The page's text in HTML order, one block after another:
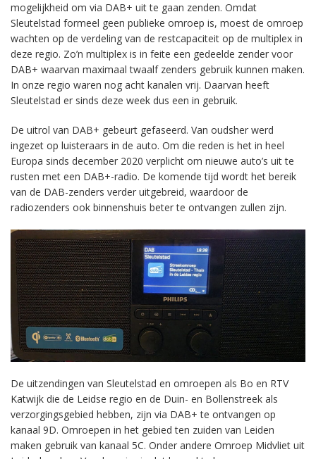
mogelijkheid om via DAB+ uit te gaan zenden. Omdat
Sleutelstad formeel geen publieke omroep is, moest de omroep
wachten op de verdeling van de restcapaciteit op de multiplex in
deze regio. Zo’n multiplex is in feite een gedeelde zender voor
DAB+ waarvan maximaal twaalf zenders gebruik kunnen maken.
In onze regio waren nog acht kanalen vrij. Daarvan heeft
Sleutelstad er sinds deze week dus een in gebruik.
De uitrol van DAB+ gebeurt gefaseerd. Van oudsher werd
ingezet op luisteraars in de auto. Om die reden is het in heel
Europa sinds december 2020 verplicht om nieuwe auto’s uit te
rusten met een DAB+-radio. De komende tijd wordt het bereik
van de DAB-zenders verder uitgebreid, waardoor de
radiozenders ook binnenshuis beter te ontvangen zullen zijn.
De uitzendingen van Sleutelstad en omroepen als Bo en RTV
Katwijk die de Leidse regio en de Duin- en Bollenstreek als
verzorgingsgebied hebben, zijn via DAB+ te ontvangen op
kanaal 9D. Omroepen in het gebied ten zuiden van Leiden
maken gebruik van kanaal 5C. Onder andere Omroep Midvliet uit